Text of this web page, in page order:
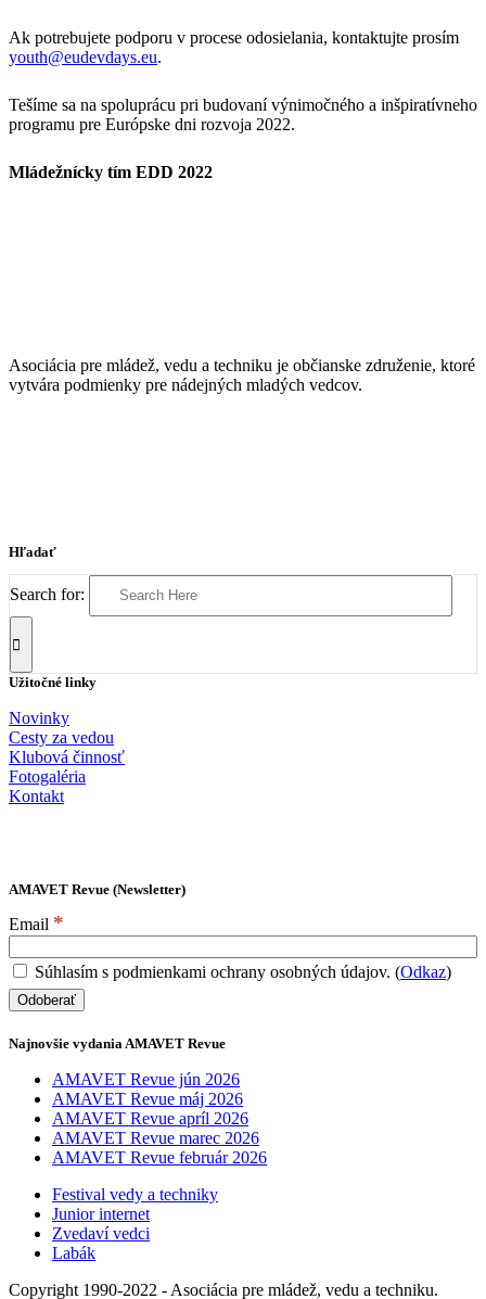
Ak potrebujete podporu v procese odosielania, kontaktujte prosím
youth@eudevdays.eu.
Tešíme sa na spoluprácu pri budovaní výnimočného a inšpiratívneho
programu pre Európske dni rozvoja 2022.
Mládežnícky tím EDD 2022
Asociácia pre mládež, vedu a techniku je občianske združenie, ktoré
vytvára podmienky pre nádejných mladých vedcov.
Hľadať
Search for:
Užitočné linky
Novinky
Cesty za vedou
Klubová činnosť
Fotogaléria
Kontakt
AMAVET Revue (Newsletter)
Email *
Súhlasím s podmienkami ochrany osobných údajov. (Odkaz)
Najnovšie vydania AMAVET Revue
AMAVET Revue jún 2026
AMAVET Revue máj 2026
AMAVET Revue apríl 2026
AMAVET Revue marec 2026
AMAVET Revue február 2026
Festival vedy a techniky
Junior internet
Zvedaví vedci
Labák
Copyright 1990-2022 - Asociácia pre mládež, vedu a techniku.